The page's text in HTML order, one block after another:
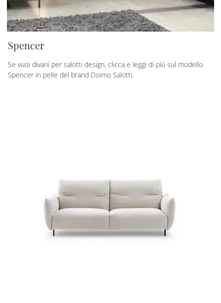
Spencer
Se vuoi divani per salotti design, clicca e leggi di più sul modello
Spencer in pelle del brand Doimo Salotti.